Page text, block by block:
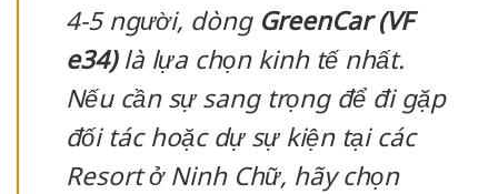
4-5 người, dòng GreenCar (VF
e34)là lựa chọn kinh tế nhất.
Nếu cần sự sang trọng để đi gặp
đối tác hoặc dự sự kiện tại các
Resort ở Ninh Chữ, hãy chọn